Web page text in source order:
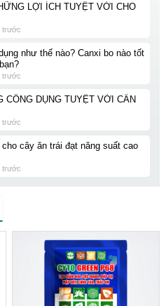
LỢI ÍCH TUYỆT VỜI CHO
trước
như thế nào? Canxi bo nào tốt
trước
CÔNG DỤNG TUYỆT VỜI CẦN
trước
cây ăn trái đạt năng suất cao
trước